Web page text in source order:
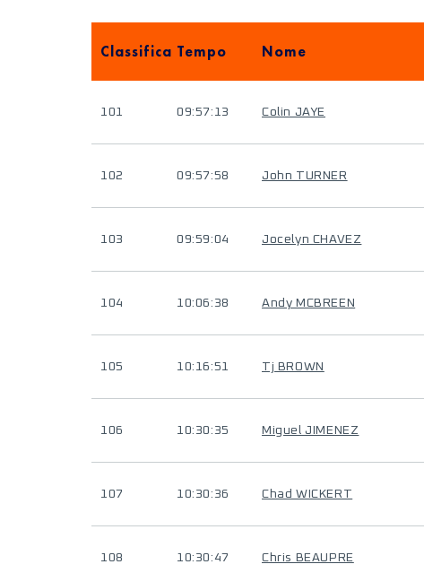
Classifica Tempo Nome
101 09:57:13 Colin JAYE
102 09:57:58 John TURNER
103 09:59:04 Jocelyn CHAVEZ
104 10:06:38 Andy MCBREEN
105 10:16:51 Tj BROWN
106 10:30:35 Miguel JIMENEZ
107 10:30:36 Chad WICKERT
108 10:30:47 Chris BEAUPRE